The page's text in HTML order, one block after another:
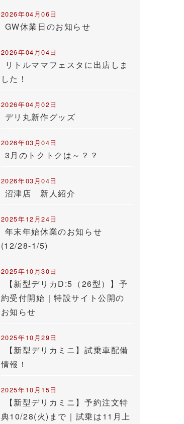
2026年04月06日
GW休業日のお知らせ
2026年04月04日
リトルママフェスタに出店しま
した！
2026年04月02日
デリ丸新作グッズ
2026年03月04日
3月のトクトクは～？？
2026年03月04日
沼津店 新人紹介
2025年12月24日
年末年始休業のお知らせ
(12/28-1/5)
2025年10月30日
【新型デリカD:5（26型）】予
約受付開始｜特設サイト公開の
お知らせ
2025年10月29日
【新型デリカミニ】試乗車配備
情報！
2025年10月15日
【新型デリカミニ】予約注文特
典10/28(火)まで｜試乗は11月上